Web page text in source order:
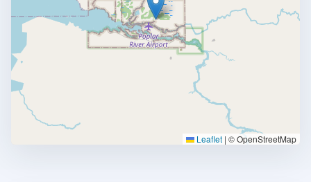
Leaflet | © OpenStreetMap